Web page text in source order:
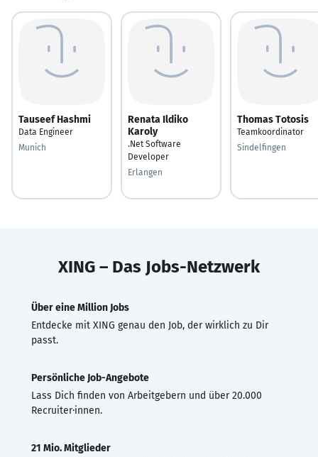
Tauseef Hashmi
Data Engineer
Munich
Renata Ildiko
Karoly
.Net Software
Developer
Erlangen
Thomas Totosis
Teamkoordinator
Sindelfingen
XING – Das Jobs-Netzwerk
Über eine Million Jobs
Entdecke mit XING genau den Job, der wirklich zu Dir
passt.
Persönliche Job-Angebote
Lass Dich finden von Arbeitgebern und über 20.000
Recruiter·innen.
21 Mio. Mitglieder